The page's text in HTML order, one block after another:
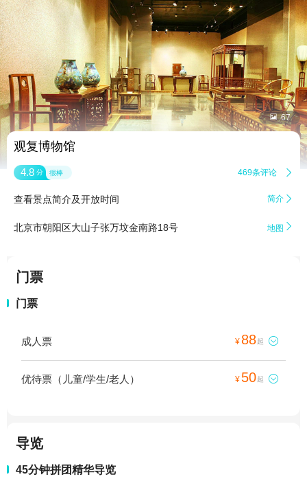
 67
观复博物馆
4.8 分 很棒 469条评论 
查看景点简介及开放时间 简介 
北京市朝阳区大山子张万坟金南路18号 地图 
门票
门票
成人票 ¥ 88起 
优待票（儿童/学生/老人） ¥ 50起 
导览
45分钟拼团精华导览
